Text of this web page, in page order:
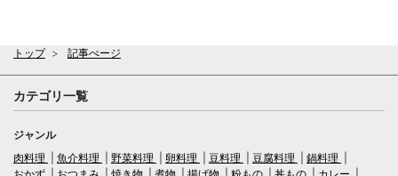
トップ 記事ぺージ
カテゴリ一覧
ジャンル
肉料理
魚介料理 野菜料理 卵料理 豆料理 豆腐料理
鍋料理